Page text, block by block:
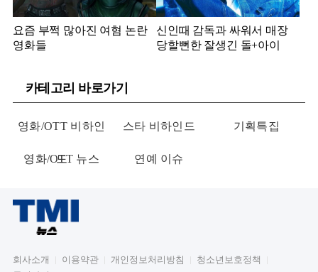
요즘 부쩍 많아진 여혐 논란
영화들
신인때 감독과 싸워서 매장
당할뻔한 잘생긴 돌+아이
카테고리 바로가기
영화/OTT 비하인
드
스타 비하인드 기획특집
영화/OTT 뉴스 연예 이슈
회사소개 이용약관 개인정보처리방침
청소년보호정책